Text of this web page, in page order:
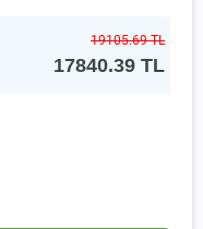
19105.69 TL
17840.39 TL